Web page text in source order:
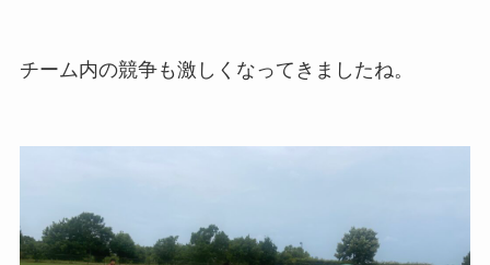
チーム内の競争も激しくなってきましたね。